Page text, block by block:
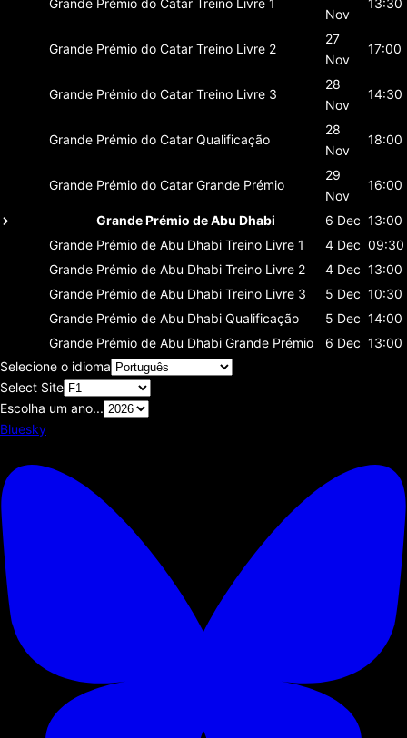
Nov
Grande Prémio do Catar Treino Livre 2
27
Nov
17:00
Grande Prémio do Catar Treino Livre 3
28
Nov
14:30
Grande Prémio do Catar Qualificação
28
Nov
18:00
Grande Prémio do Catar Grande Prémio
29
Nov
16:00
Grande Prémio de Abu Dhabi 6 Dec 13:00
Grande Prémio de Abu Dhabi Treino Livre 1 4 Dec 09:30
Grande Prémio de Abu Dhabi Treino Livre 2 4 Dec 13:00
Grande Prémio de Abu Dhabi Treino Livre 3 5 Dec 10:30
Grande Prémio de Abu Dhabi Qualificação 5 Dec 14:00
Grande Prémio de Abu Dhabi Grande Prémio 6 Dec 13:00
Selecione o idioma
Select Site
Escolha um ano...
Bluesky